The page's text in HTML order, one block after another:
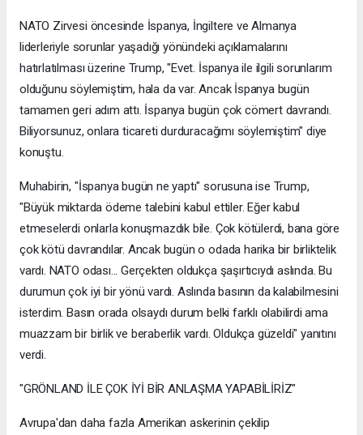
NATO Zirvesi öncesinde İspanya, İngiltere ve Almanya
liderleriyle sorunlar yaşadığı yönündeki açıklamalarını
hatırlatılması üzerine Trump, "Evet. İspanya ile ilgili sorunlarım
olduğunu söylemiştim, hala da var. Ancak İspanya bugün
tamamen geri adım attı. İspanya bugün çok cömert davrandı.
Biliyorsunuz, onlara ticareti durduracağımı söylemiştim" diye
konuştu.
Muhabirin, "İspanya bugün ne yaptı" sorusuna ise Trump,
"Büyük miktarda ödeme talebini kabul ettiler. Eğer kabul
etmeselerdi onlarla konuşmazdık bile. Çok kötülerdi, bana göre
çok kötü davrandılar. Ancak bugün o odada harika bir birliktelik
vardı. NATO odası... Gerçekten oldukça şaşırtıcıydı aslında. Bu
durumun çok iyi bir yönü vardı. Aslında basının da kalabilmesini
isterdim. Basın orada olsaydı durum belki farklı olabilirdi ama
muazzam bir birlik ve beraberlik vardı. Oldukça güzeldi" yanıtını
verdi.
"GRÖNLAND İLE ÇOK İYİ BİR ANLAŞMA YAPABİLİRİZ"
Avrupa'dan daha fazla Amerikan askerinin çekilip